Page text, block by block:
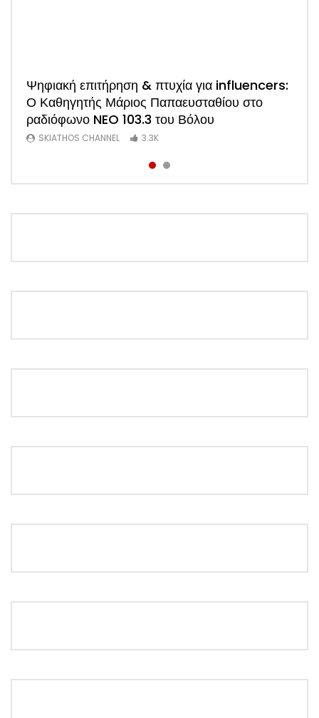
Ψηφιακή επιτήρηση & πτυχία για influencers:
Ο Καθηγητής Μάριος Παπαευσταθίου στο
ραδιόφωνο NEO 103.3 του Βόλου
SKIATHOS CHANNEL 3.3K
ΑΠΟΚΛΕΙΣΤΙΚΟ: Η πρώτη συνέντευξη του
νέου Προέδρου Ξενοδόχων Σκιάθου Άκη
Τσαρούχη (Video)
SKIATHOS CHANNEL 1